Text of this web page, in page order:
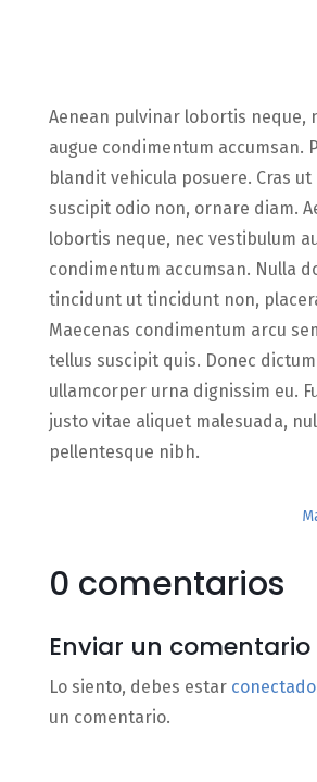
Aenean pulvinar lobortis neque,
augue condimentum accumsan.
blandit vehicula posuere. Cras ut
suscipit odio non, ornare diam.
lobortis neque, nec vestibulum
condimentum accumsan. Nulla
tincidunt ut tincidunt non,
Maecenas condimentum arcu
tellus suscipit quis. Donec
ullamcorper urna dignissim eu.
justo vitae aliquet malesuada,
pellentesque nibh.
0 comentarios
Enviar un comentario
Lo siento, debes estar conectado
un comentario.